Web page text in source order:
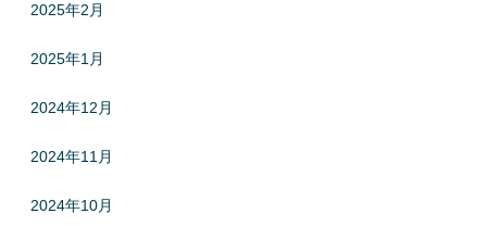
2025年2月
2025年1月
2024年12月
2024年11月
2024年10月